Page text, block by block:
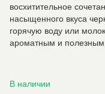
восхитительное
насыщенного вкуса
горячую воду или
ароматным и полезным
В наличии